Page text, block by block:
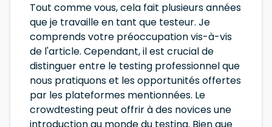
Tout comme vous, cela fait plusieurs années
que je travaille en tant que testeur. Je
comprends votre préoccupation vis-à-vis
de l'article. Cependant, il est crucial de
distinguer entre le testing professionnel que
nous pratiquons et les opportunités offertes
par les plateformes mentionnées. Le
crowdtesting peut offrir à des novices une